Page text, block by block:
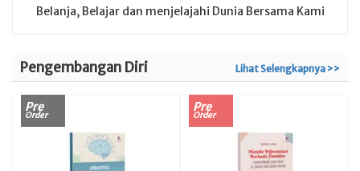
Belanja, Belajar dan menjelajahi Dunia Bersama Kami
Pengembangan Diri Lihat Selengkapnya >>
Pre
Order
Pre
Order